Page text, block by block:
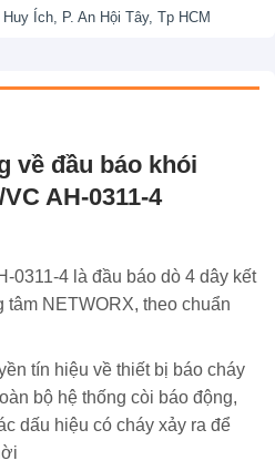
Ích, P. An Hội Tây, Tp HCM
về đầu báo khói
AH-0311-4
0311-4 là đầu báo dò 4 dây kết
tâm NETWORX, theo chuẩn
tín hiệu về thiết bị báo cháy
bộ hệ thống còi báo động,
dấu hiệu có cháy xảy ra để